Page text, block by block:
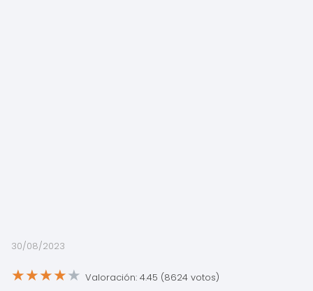
30/08/2023
★★★★★ Valoración: 4.45 (8624 votos)